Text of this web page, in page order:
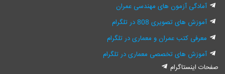
آمادگی آزمون های مهندسی عمران
آموزش های تصویری 808 در تلگرام
معرفی کتب عمران و معماری در تلگرام
آموزش های تخصصی معماری در تلگرام
صفحات اینستاگرام